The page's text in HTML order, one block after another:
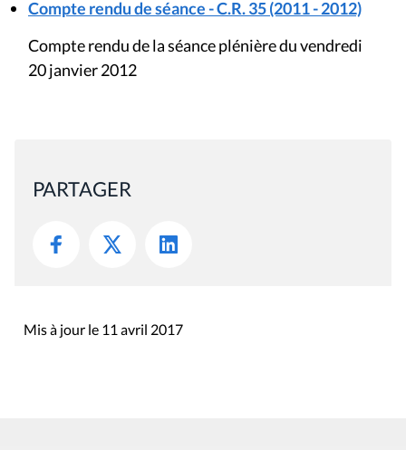
Compte rendu de séance - C.R. 35 (2011 - 2012)
Compte rendu de la séance plénière du vendredi
20 janvier 2012
PARTAGER
Mis à jour le 11 avril 2017